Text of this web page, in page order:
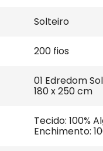
Solteiro
200 fios
01 Edredom
180 x 250 cm
Tecido: 100%
Enchimento: